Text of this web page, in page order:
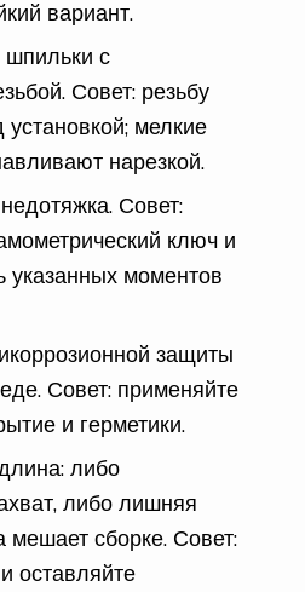
вариант.
шпильки с
Совет: резьбу
мелкие
нарезкой.
Совет:
ключ и
указанных моментов
защиты
Совет: применяйте
и герметики.
либо
либо лишняя
сборке. Совет:
оставляйте